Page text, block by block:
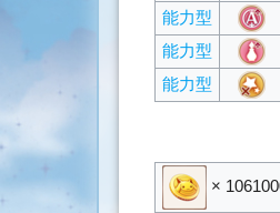
能力型
能力型
能力型
×